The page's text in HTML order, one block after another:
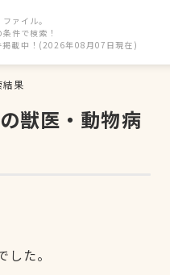
ァイル。
件で検索！
載中！(2026年08月07日現在)
結果
獣医・動物病
た。